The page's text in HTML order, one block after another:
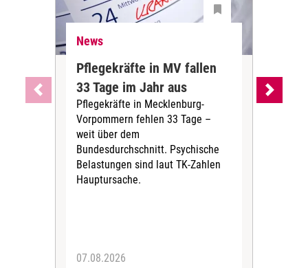
News
Pflegekräfte in MV fallen
33 Tage im Jahr aus
Pflegekräfte in Mecklenburg-
Vorpommern fehlen 33 Tage –
weit über dem
Bundesdurchschnitt. Psychische
Belastungen sind laut TK-Zahlen
Hauptursache.
07.08.2026